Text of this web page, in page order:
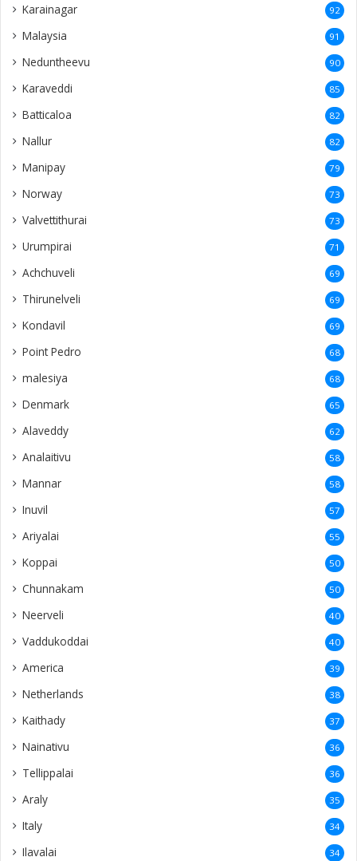
Karainagar 92
Malaysia 91
Neduntheevu 90
Karaveddi 85
Batticaloa 82
Nallur 82
Manipay 79
Norway 73
Valvettithurai 73
Urumpirai 71
Achchuveli 69
Thirunelveli 69
Kondavil 69
Point Pedro 68
malesiya 68
Denmark 65
Alaveddy 62
Analaitivu 58
Mannar 58
Inuvil 57
Ariyalai 55
Koppai 50
Chunnakam 50
Neerveli 40
Vaddukoddai 40
America 39
Netherlands 38
Kaithady 37
Nainativu 36
Tellippalai 36
Araly 35
Italy 34
Ilavalai 34